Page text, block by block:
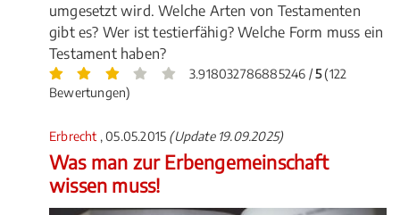
umgesetzt wird. Welche Arten von Testamenten
gibt es? Wer ist testierfähig? Welche Form muss ein
Testament haben?
3.918032786885246 /5(122
Bewertungen)
Erbrecht , 05.05.2015 (Update 19.09.2025)
Was man zur Erbengemeinschaft
wissen muss!